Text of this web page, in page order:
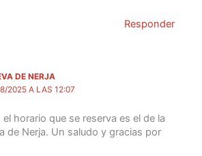
Responder
DE NERJA
2025 A LAS 12:07
el horario que se reserva es el de la
de Nerja. Un saludo y gracias por